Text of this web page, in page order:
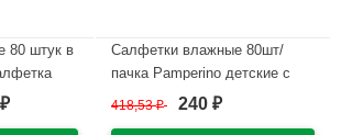
80 штук в
₽
Салфетки влажные 80шт/
пачка Pamperino детские с
крышкой (Ст.20)
418,53₽ 240 ₽